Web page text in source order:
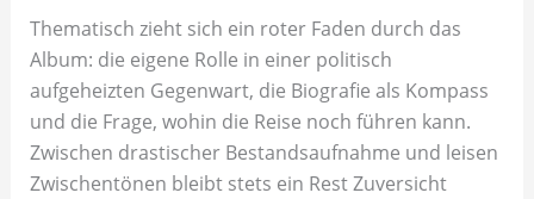
Thematisch zieht sich ein roter Faden durch das
Album: die eigene Rolle in einer politisch
aufgeheizten Gegenwart, die Biografie als Kompass
und die Frage, wohin die Reise noch führen kann.
Zwischen drastischer Bestandsaufnahme und leisen
Zwischentönen bleibt stets ein Rest Zuversicht